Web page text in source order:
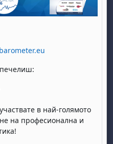
в най-голямото
на професионална и